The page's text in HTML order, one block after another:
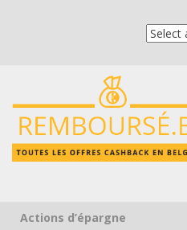
Skip to content
Actions d’épargne